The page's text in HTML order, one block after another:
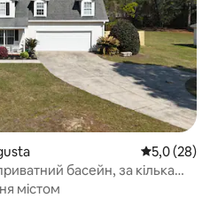
Середня
5,0 (28)
басейн, за кілька
містом